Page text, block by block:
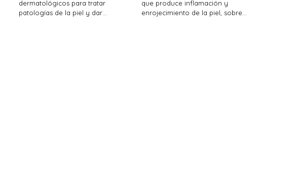
dermatológicos para tratar
patologías de la piel y dar…
que produce inflamación y
enrojecimiento de la piel, sobre…